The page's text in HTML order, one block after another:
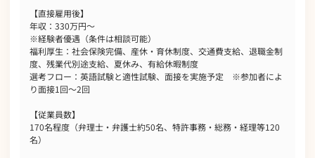
【直接雇用後】
年収：330万円～
※経験者優遇（条件は相談可能）
福利厚生：社会保険完備、産休・育休制度、交通費支給、退職金制
度、残業代別途支給、夏休み、有給休暇制度
選考フロー：英語試験と適性試験、面接を実施予定 ※参加者によ
り面接1回～2回
【従業員数】
170名程度（弁理士・弁護士約50名、特許事務・総務・経理等120
名）